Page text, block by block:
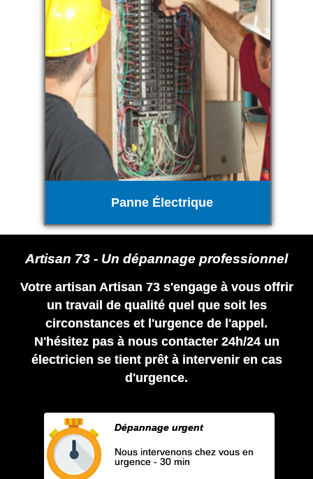
Panne Électrique
Artisan 73 - Un dépannage professionnel
Votre artisan Artisan 73 s'engage à vous offrir
un travail de qualité quel que soit les
circonstances et l'urgence de l'appel.
N'hésitez pas à nous contacter 24h/24 un
électricien se tient prêt à intervenir en cas
d'urgence.
Dépannage urgent
Nous intervenons chez vous en
urgence - 30 min